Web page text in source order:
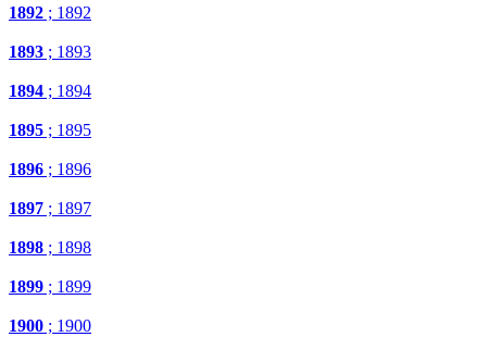
1892 ; 1892
1893 ; 1893
1894 ; 1894
1895 ; 1895
1896 ; 1896
1897 ; 1897
1898 ; 1898
1899 ; 1899
1900 ; 1900